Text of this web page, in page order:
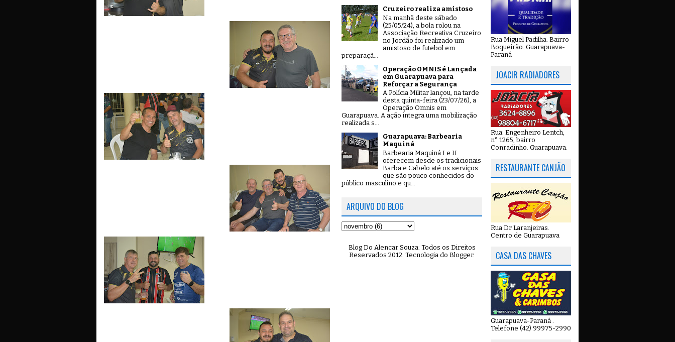
Cruzeiro realiza amistoso
Na manhã deste sábado
(25/05/24), a bola rolou na
Associação Recreativa Cruzeiro
no Jordão foi realizado um
amistoso de futebol em
preparaçã...
Operação OMNIS é Lançada
em Guarapuava para
Reforçar a Segurança
A Polícia Militar lançou, na tarde
desta quinta-feira (23/07/26), a
Operação Omnis em
Guarapuava. A ação integra uma mobilização
realizada s...
Guarapuava: Barbearia
Maquiná
Barbearia Maquiná I e II
oferecem desde os tradicionais
Barba e Cabelo até os serviços
que são pouco conhecidos do
público masculino e qu...
ARQUIVO DO BLOG
Blog Do Alencar Souza: Todos os Direitos
Reservados 2012. Tecnologia do Blogger.
Rua Miguel Padilha. Bairro
Boqueirão. Guarapuava-
Paraná
JOACIR RADIADORES
Rua: Engenheiro Lentch,
n° 1265, bairro
Conradinho. Guarapuava.
RESTAURANTE CANJÃO
Rua Dr Laranjeiras.
Centro de Guarapuava
CASA DAS CHAVES
Guarapuava-Paraná .
Telefone (42) 99975-2990